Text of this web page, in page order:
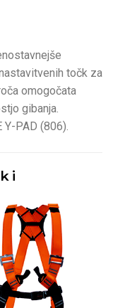
točk za
omogočata
gibanja.
PAD (806).